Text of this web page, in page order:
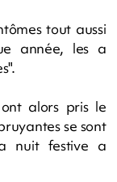
tout aussi
année, les a
alors pris le
se sont
nuit festive a